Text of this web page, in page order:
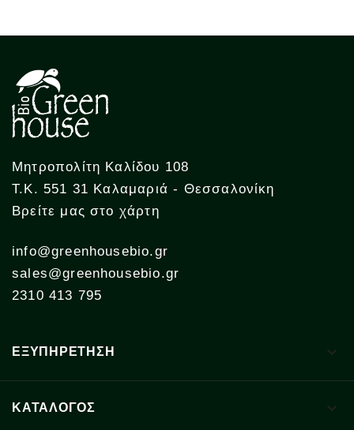
Μητροπολίτη Καλίδου 108
Τ.Κ. 551 31 Καλαμαριά - Θεσσαλονίκη
Βρείτε μας στο χάρτη
info@greenhousebio.gr
sales@greenhousebio.gr
2310 413 795
ΕΞΥΠΗΡΕΤΗΣΗ 
ΚΑΤΑΛΟΓΟΣ 